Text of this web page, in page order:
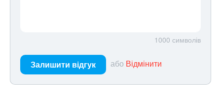
1000 символів
Залишити відгук або Відмінити